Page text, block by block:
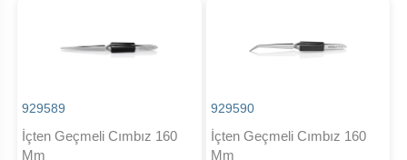
929589
İçten Geçmeli Cımbız 160
Mm
929590
İçten Geçmeli Cımbız 160
Mm